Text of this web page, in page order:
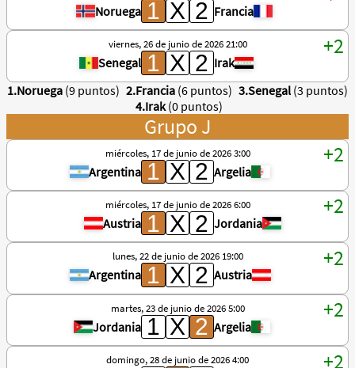
Noruega Francia
viernes, 26 de junio de 2026 21:00
Senegal
Irak
1.Noruega (9 puntos) 2.Francia (6 puntos) 3.Senegal (3 puntos)
4.Irak(0 puntos)
Grupo J
miércoles, 17 de junio de 2026 3:00
Argentina Argelia
miércoles, 17 de junio de 2026 6:00
Austria Jordania
lunes, 22 de junio de 2026 19:00
Argentina Austria
martes, 23 de junio de 2026 5:00
Jordania Argelia
domingo, 28 de junio de 2026 4:00